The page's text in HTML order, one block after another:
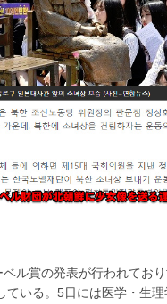
ル賞の発表が行われてお
ている。5日には医学・生